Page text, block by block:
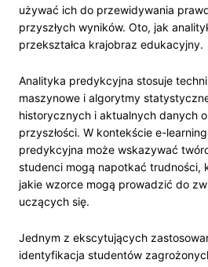
używać ich do przewidywania
przyszłych wyników. Oto, jak
przekształca krajobraz edukacyjny.
Analityka predykcyjna stosuje
maszynowe i algorytmy
historycznych i aktualnych danych
przyszłości. W kontekście e-
predykcyjna może wskazywać
studenci mogą napotkać trudności,
jakie wzorce mogą prowadzić do
uczących się.
Jednym z ekscytujących
identyfikacja studentów